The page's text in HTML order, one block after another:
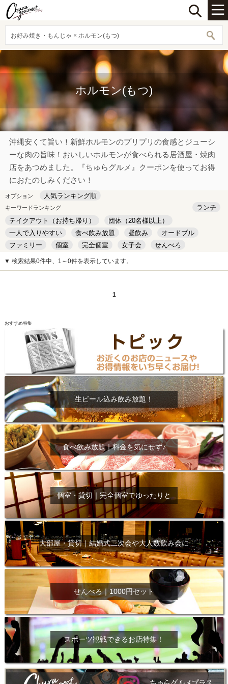
お好み焼き・もんじゃ × ホルモン(もつ)
ホルモン(もつ)
沖縄安くて旨い！新鮮ホルモンのプリプリの食感とジューシ
ーな肉の旨味！おいしいホルモンが食べられる居酒屋・焼肉
店をあつめました。『ちゅらグルメ』クーポンを使ってお得
におたのしみください！
オプション 人気ランキング順
キーワードランキング
ランチ
テイクアウト（お持ち帰り）
団体（20名様以上）
一人で入りやすい
食べ飲み放題 昼飲み
オードブル
ファミリー
個室 完全個室 女子会
せんべろ
キッズルーム
安い デート
▼ 検索結果0件中、1～0件を表示しています。
1
おすすめ特集
生ビール込み飲み放題！
食べ飲み放題｜料金を気にせず♪
個室・貸切｜完全個室でゆったりと
大部屋・貸切｜結婚式二次会や大人数飲み会に
せんべろ｜1000円セット
スポーツ観戦できるお店特集！